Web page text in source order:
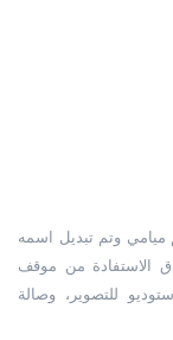
نجوم سابقا باسم ميامي وتم تبديل اسمه
الاستفادة من موقف
للتصوير، وصالة